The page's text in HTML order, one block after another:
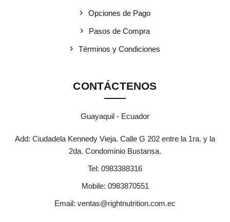
Opciones de Pago
Pasos de Compra
Términos y Condiciones
CONTÁCTENOS
Guayaquil - Ecuador
Add: Ciudadela Kennedy Vieja. Calle G 202 entre la 1ra. y la
2da. Condominio Bustansa.
Tel: 0983388316
Mobile: 0983870551
Email: ventas@rightnutrition.com.ec